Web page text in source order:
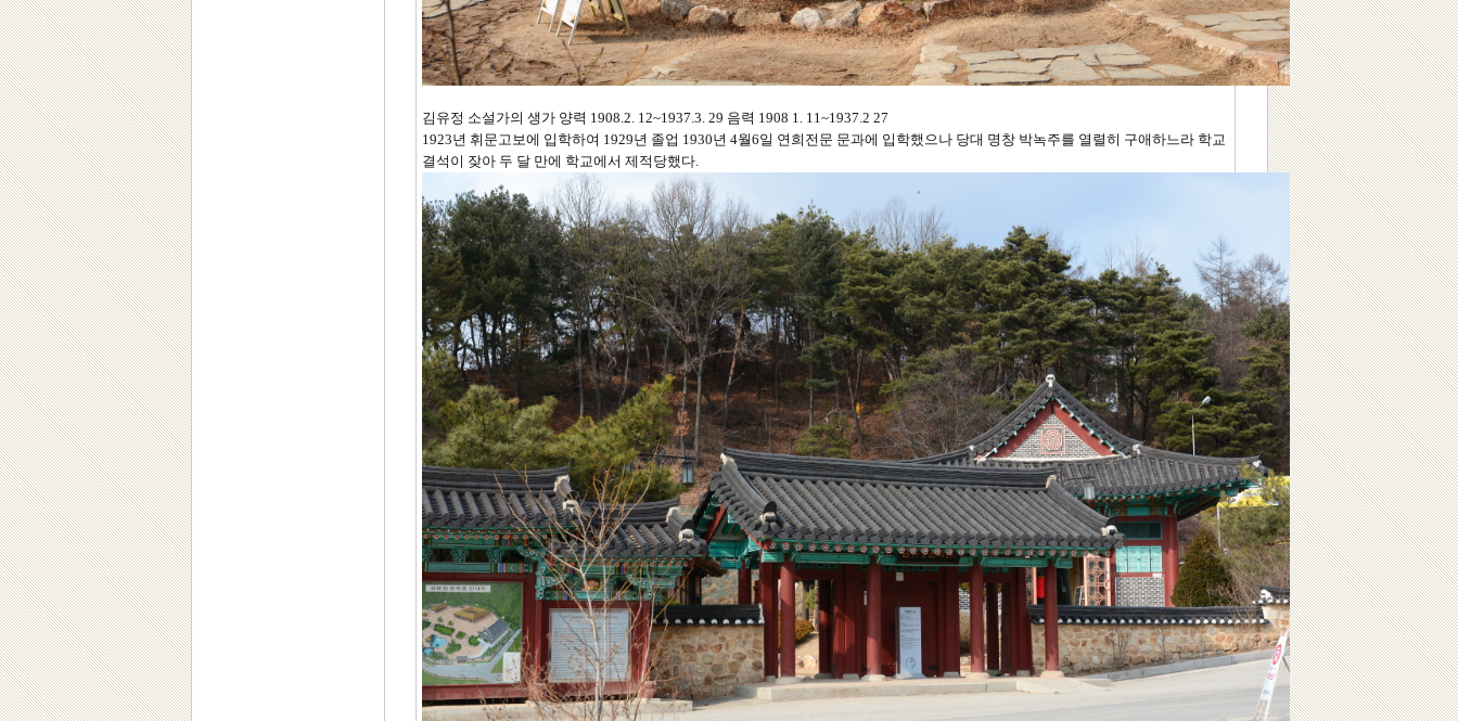
김유정 소설가의 생가 양력 1908.2. 12~1937.3. 29 음력 1908 1. 11~1937.2 27
1923년 휘문고보에 입학하여 1929년 졸업 1930년 4월6일 연희전문 문과에 입학했으나 당대 명창 박녹주를 열렬히 구애하느라 학교
결석이 잦아 두 달 만에 학교에서 제적당했다.